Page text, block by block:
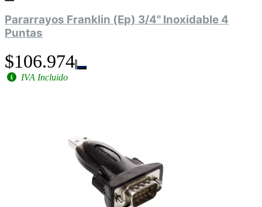
Pararrayos Franklin (Ep) 3/4" Inoxidable 4
Puntas
$106.974
IVA Incluido